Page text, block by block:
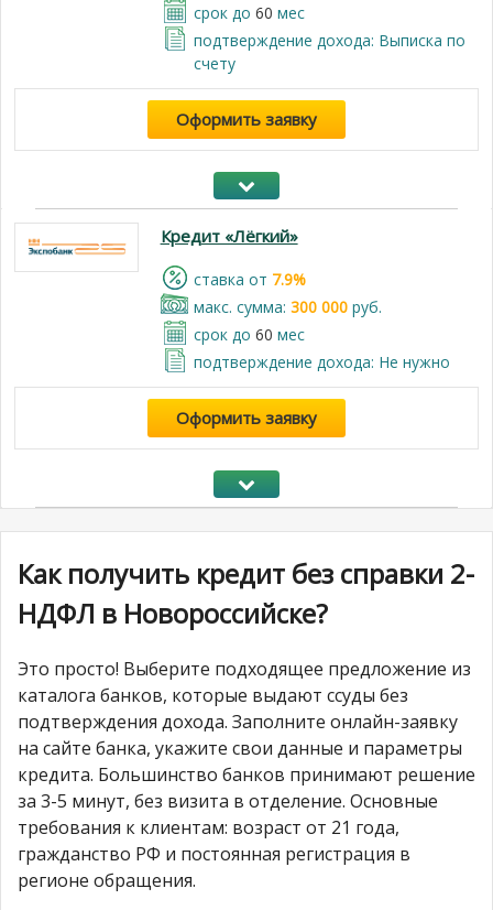
срок до 60 мес
подтверждение дохода: Выписка по
счету
Оформить заявку
Кредит «Лёгкий»
cтавка от 7.9%
макс. сумма: 300 000руб.
срок до 60 мес
подтверждение дохода: Не нужно
Оформить заявку
Как получить кредит без справки 2-
НДФЛ в Новороссийске?
Это просто! Выберите подходящее предложение из
каталога банков, которые выдают ссуды без
подтверждения дохода. Заполните онлайн-заявку
на сайте банка, укажите свои данные и параметры
кредита. Большинство банков принимают решение
за 3-5 минут, без визита в отделение. Основные
требования к клиентам: возраст от 21 года,
гражданство РФ и постоянная регистрация в
регионе обращения.